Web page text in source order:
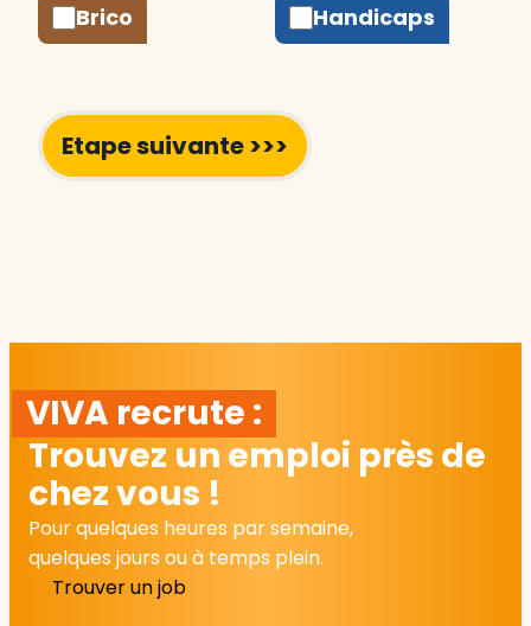
Brico Handicaps
VIVA recrute :
Trouvez un emploi près de
chez vous !
Pour quelques heures par semaine,
quelques jours ou à temps plein.
Trouver un job